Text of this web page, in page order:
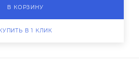
В КОРЗИНУ
В 1 КЛИК